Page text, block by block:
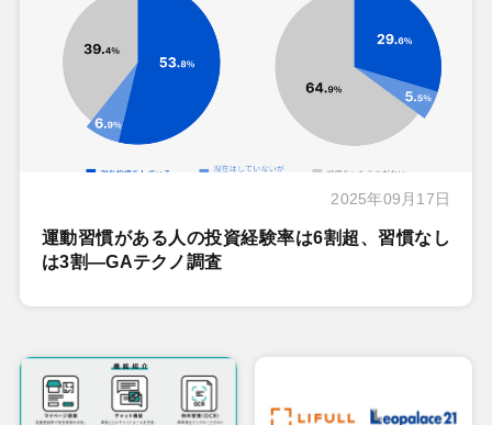
2025年09月17日
運動習慣がある人の投資経験率は6割超、習慣なし
は3割―GAテクノ調査